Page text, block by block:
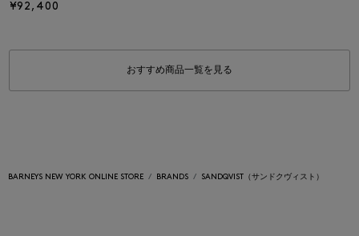
¥92,400
おすすめ商品一覧を見る
BARNEYS NEW YORK ONLINE STORE BRANDS SANDQVIST（サンドクヴィスト）